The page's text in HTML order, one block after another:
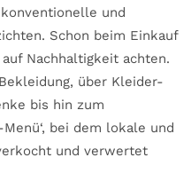
und
Schon beim Einkauf
Nachhaltigkeit achten.
über Kleider-
bis hin zum
bei dem lokale und
und verwertet